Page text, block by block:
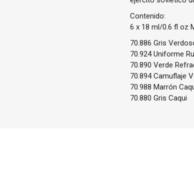
Contenido:
6 x 18 ml/0.6 fl oz
70.886 Gris
70.924 Uniforme
70.890 Verde
70.894 Camuflaje
70.988 Marrón
70.880 Gris Caqui